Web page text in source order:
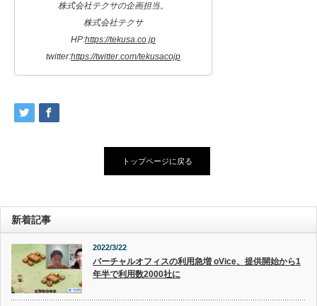
株式会社テクサの企画担当。
株式会社テクサ
HP:https://tekusa.co.jp
twitter:https://twitter.com/tekusacojp
トップページに戻る
新着記事
2022/3/22
バーチャルオフィスの利用急増 oVice、提供開始から1
年半で利用数2000社に